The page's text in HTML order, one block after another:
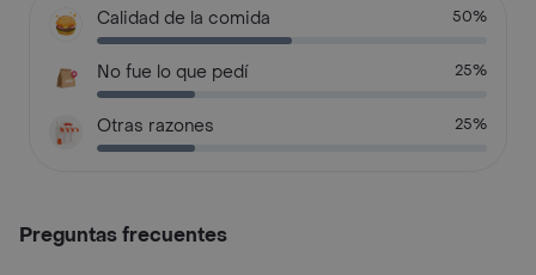
Calidad de la comida 50%
No fue lo que pedí 25%
Otras razones 25%
Preguntas frecuentes